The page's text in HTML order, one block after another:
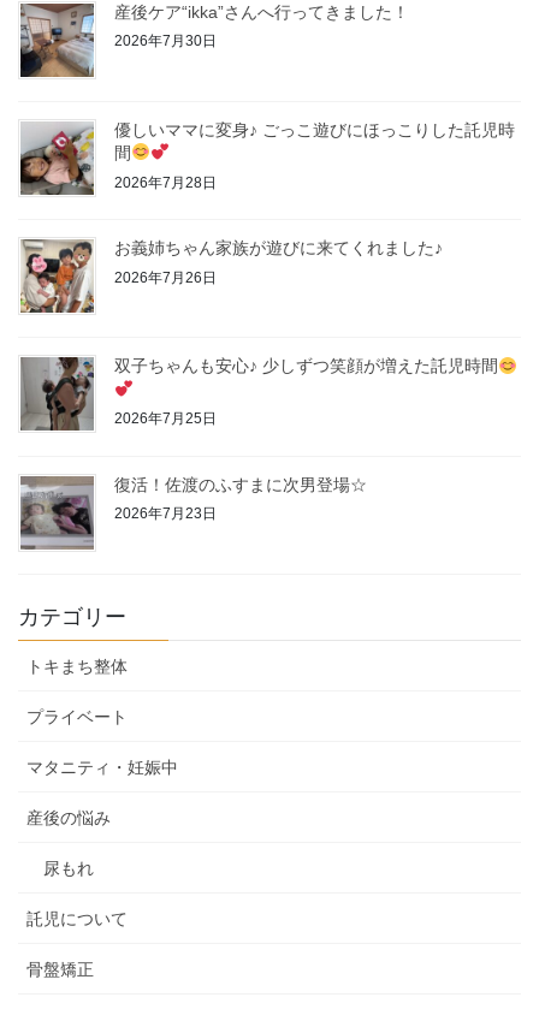
産後ケア“ikka”さんへ行ってきました！
2026年7月30日
優しいママに変身♪ ごっこ遊びにほっこりした託児時
間
2026年7月28日
お義姉ちゃん家族が遊びに来てくれました♪
2026年7月26日
双子ちゃんも安心♪ 少しずつ笑顔が増えた託児時間
2026年7月25日
復活！佐渡のふすまに次男登場☆
2026年7月23日
カテゴリー
トキまち整体
プライベート
マタニティ・妊娠中
産後の悩み
尿もれ
託児について
骨盤矯正